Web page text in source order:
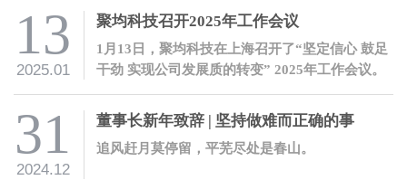
13
2025.01
聚均科技召开2025年工作会议
1月13日，聚均科技在上海召开了“坚定信心 鼓足
干劲 实现公司发展质的转变” 2025年工作会议。
31
2024.12
董事长新年致辞 | 坚持做难而正确的事
追风赶月莫停留，平芜尽处是春山。